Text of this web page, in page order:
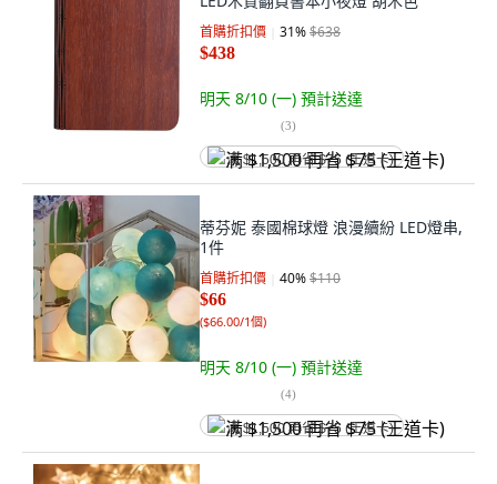
首購折扣價 31%$638
$438
明天 8/10 (一) 預計送達
(3)
满 $1,500 再省 $75 (王道卡)
蒂芬妮 泰國棉球燈 浪漫續紛 LED燈串,
1件
首購折扣價 40%$110
$66
($66.00/1個)
明天 8/10 (一) 預計送達
(4)
满 $1,500 再省 $75 (王道卡)